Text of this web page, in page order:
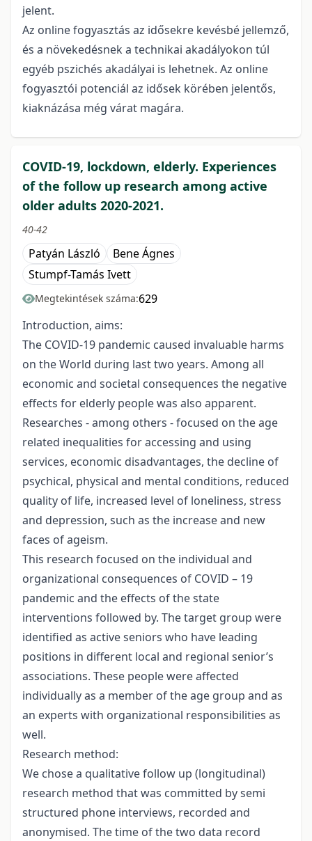
jelent.
Az online fogyasztás az idősekre kevésbé jellemző,
és a növekedésnek a technikai akadályokon túl
egyéb pszichés akadályai is lehetnek. Az online
fogyasztói potenciál az idősek körében jelentős,
kiaknázása még várat magára.
COVID-19, lockdown, elderly. Experiences
of the follow up research among active
older adults 2020-2021.
40-42
Patyán László
Bene Ágnes
Stumpf-Tamás Ivett
Megtekintések száma:629
Introduction, aims:
The COVID-19 pandemic caused invaluable harms
on the World during last two years. Among all
economic and societal consequences the negative
effects for elderly people was also apparent.
Researches - among others - focused on the age
related inequalities for accessing and using
services, economic disadvantages, the decline of
psychical, physical and mental conditions, reduced
quality of life, increased level of loneliness, stress
and depression, such as the increase and new
faces of ageism.
This research focused on the individual and
organizational consequences of COVID – 19
pandemic and the effects of the state
interventions followed by. The target group were
identified as active seniors who have leading
positions in different local and regional senior’s
associations. These people were affected
individually as a member of the age group and as
an experts with organizational responsibilities as
well.
Research method:
We chose a qualitative follow up (longitudinal)
research method that was committed by semi
structured phone interviews, recorded and
anonymised. The time of the two data record